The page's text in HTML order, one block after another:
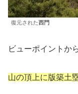
復元された西門
ビューポイントか
山の頂上に版築土